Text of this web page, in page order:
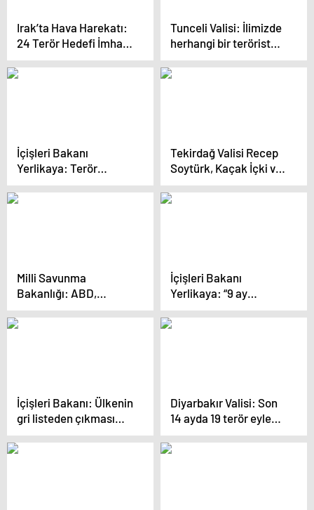
Irak’ta Hava Harekatı:
24 Terör Hedefi İmha
Edildi
Tunceli Valisi: İlimizde
herhangi bir terörist
unsur kalmamıştır
İçişleri Bakanı
Yerlikaya: Terör
örgütlerine göz
açtırmıyoruz
Tekirdağ Valisi Recep
Soytürk, Kaçak İçki ve
Sigara
Operasyonlarıyla 6
Milli Savunma
Bakanlığı: ABD,
PKK/YPG terör
örgütüne destek
İçişleri Bakanı
Yerlikaya: “9 ay
boyunca göçle ilgili 5
bin 881 operasyon
İçişleri Bakanı: Ülkenin
gri listeden çıkması
büyük önem taşıyor
Diyarbakır Valisi: Son
14 ayda 19 terör eylemi
engellendi